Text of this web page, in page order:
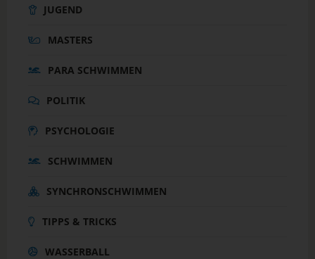
JUGEND
MASTERS
PARA SCHWIMMEN
POLITIK
PSYCHOLOGIE
SCHWIMMEN
SYNCHRONSCHWIMMEN
TIPPS & TRICKS
WASSERBALL